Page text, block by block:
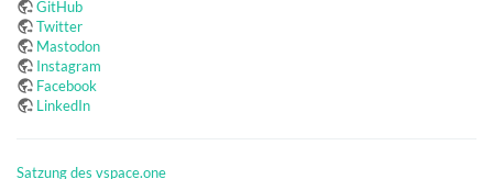
GitHub
Twitter
Mastodon
Instagram
Facebook
LinkedIn
Satzung des vspace.one